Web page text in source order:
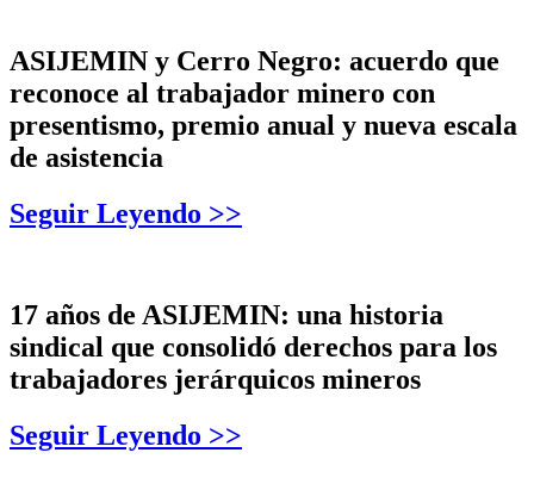
ASIJEMIN y Cerro Negro: acuerdo que
reconoce al trabajador minero con
presentismo, premio anual y nueva escala
de asistencia
Seguir Leyendo >>
17 años de ASIJEMIN: una historia
sindical que consolidó derechos para los
trabajadores jerárquicos mineros
Seguir Leyendo >>